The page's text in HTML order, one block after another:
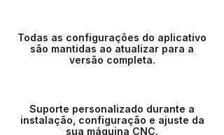
Todas as configurações do aplicativo
são mantidas ao atualizar para a
versão completa.
Suporte personalizado durante a
instalação, configuração e ajuste da
sua máquina CNC.